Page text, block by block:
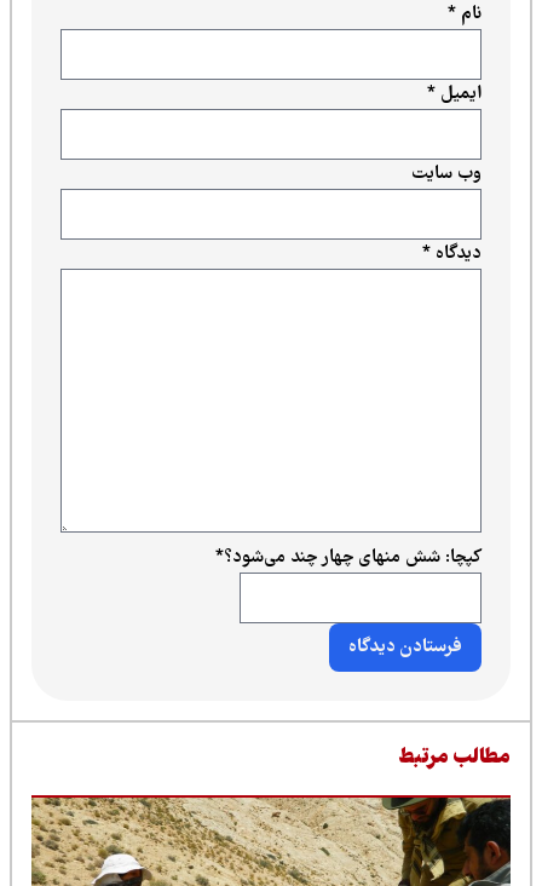
دیدگاه*
ایمیل*
وب‌ سایت
کپچا: شش منهای چهار چند می‌شود؟*
مرتبط